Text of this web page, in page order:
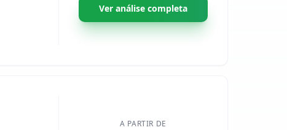
Ver análise completa
A PARTIR DE